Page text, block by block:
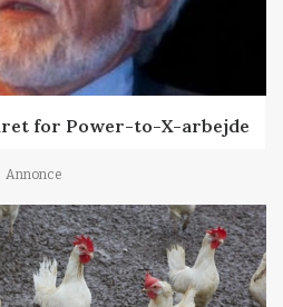
for Power-to-X-arbejde
Annonce